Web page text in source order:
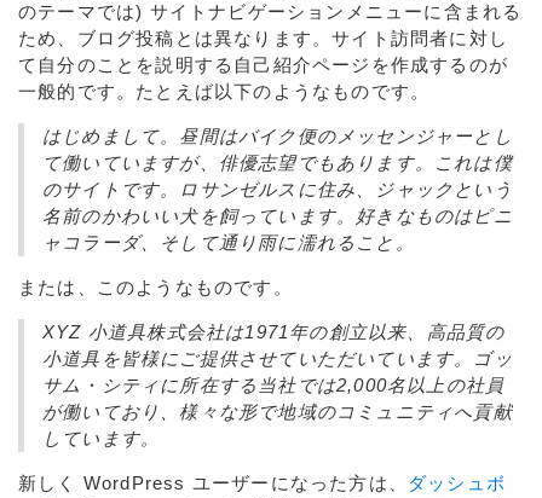
のテーマでは) サイトナビゲーションメニューに含まれる
ため、ブログ投稿とは異なります。サイト訪問者に対し
て自分のことを説明する自己紹介ページを作成するのが
一般的です。たとえば以下のようなものです。
はじめまして。昼間はバイク便のメッセンジャーとし
て働いていますが、俳優志望でもあります。これは僕
のサイトです。ロサンゼルスに住み、ジャックという
名前のかわいい犬を飼っています。好きなものはピニ
ャコラーダ、そして通り雨に濡れること。
または、このようなものです。
XYZ 小道具株式会社は1971年の創立以来、高品質の
小道具を皆様にご提供させていただいています。ゴッ
サム・シティに所在する当社では2,000名以上の社員
が働いており、様々な形で地域のコミュニティへ貢献
しています。
新しく WordPress ユーザーになった方は、
ダッシュボ